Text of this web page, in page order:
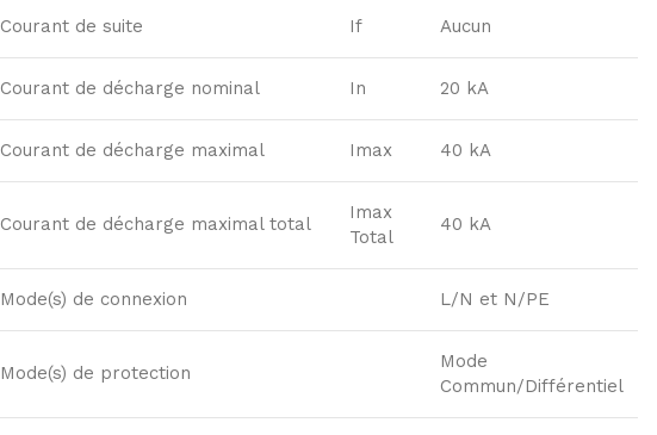
Courant de suite If Aucun
Courant de décharge nominal In 20 kA
Courant de décharge maximal Imax 40 kA
Courant de décharge maximal total
Imax
Total
40 kA
Mode(s) de connexion L/N et N/PE
Mode(s) de protection
Mode
Commun/Différentiel